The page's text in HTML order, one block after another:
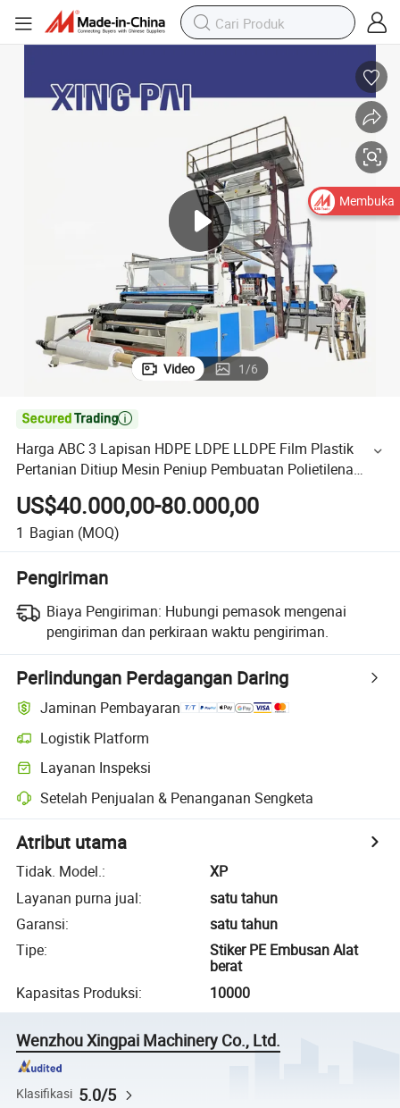
Video 1/6

Harga ABC 3 Lapisan HDPE LDPE LLDPE Film Plastik
Pertanian Ditiup Mesin Peniup Pembuatan Polietilena
Biodegradable Rumah Kaca Ekstruder Mesin Ko Ekstrusi
US$40.000,00-80.000,00
1 Bagian (MOQ)
Pengiriman
Biaya Pengiriman: Hubungi pemasok mengenai
pengiriman dan perkiraan waktu pengiriman.
Perlindungan Perdagangan Daring
Jaminan Pembayaran
Logistik Platform
Layanan Inspeksi
Setelah Penjualan & Penanganan Sengketa
Atribut utama
Tidak. Model.:
XP
Layanan purna jual:
satu tahun
Garansi:
satu tahun
Tipe:
Stiker PE Embusan Alat
berat
Kapasitas Produksi: 10000
Wenzhou Xingpai Machinery Co., Ltd.
Klasifikasi 5.0/5
Membuka